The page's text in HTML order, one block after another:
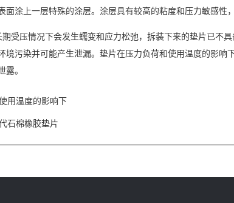
涂上一层特殊的涂层。涂层具有较高的粘度和压力敏感性
受压情况下会发生蠕变和应力松弛，拆装下来的垫片已不
境污染并可能产生泄漏。垫片在压力负荷和使用温度的影响
。
用温度的影响下
石棉橡胶垫片